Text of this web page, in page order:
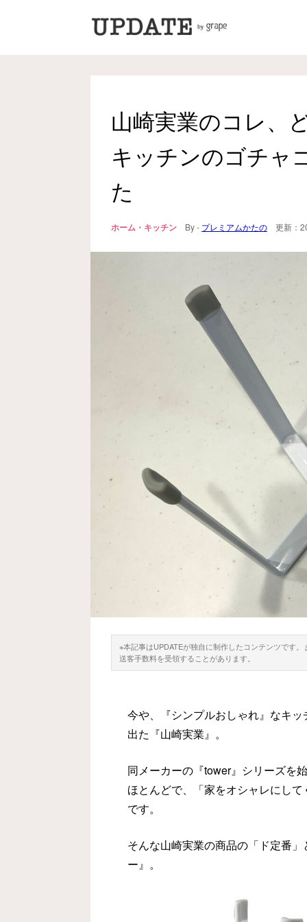
山崎実業のコレ
キッチンのゴチャ
た
ホーム・キッチン By - プレミアムかたの 更新：
※本記事はUPDATEが独自に制作したコンテンツです
送客手数料を受領することがあります。
今や、『シンプルおしゃれ』なキ
出た『山崎実業』。
同メーカーの『tower』シリーズを
ほとんどで、「家をオシャレにし
です。
そんな山崎実業の商品の「ド定番
ー』。